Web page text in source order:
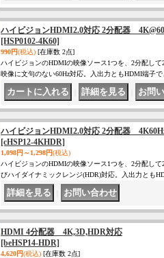
ハイビジョンHDMI2.0対応 2分配器
[HSP0102-4K60]
990円(税込) [在庫数 2点]
ハイビジョンのHDMIの映像ソース1つを、2分配し
映像に文句のない60Hz対応。入出力ともHDMI端子
ハイビジョンHDMI2.0対応 2分配器
[cHSP12-4KHDR]
1,098円～1,298円(税込)
ハイビジョンのHDMIの映像ソース1つを、2分配し
びハイダイナミックレンジ(HDR)対応。入出力とも
HDMI 4分配器 4K,3D,HDR対応
[beHSP14-HDR]
4,620円(税込) [在庫数 2点]